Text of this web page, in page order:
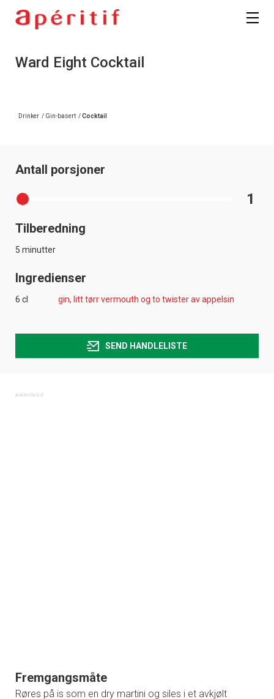
Registrer deg
Ward Eight Cocktail
Drinker / Gin-basert /Cocktail
Antall porsjoner
1
Tilberedning
5 minutter
Ingredienser
6 cl gin, litt tørr vermouth og to twister av appelsin
SEND HANDLELISTE
Fremgangsmåte
Røres på is som en dry martini og siles i et avkjølt